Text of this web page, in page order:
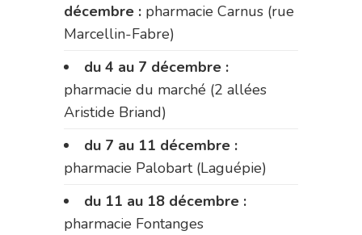
décembre : pharmacie Carnus (rue
Marcellin-Fabre)
du 4 au 7 décembre :
pharmacie du marché (2 allées
Aristide Briand)
du 7 au 11 décembre :
pharmacie Palobart (Laguépie)
du 11 au 18 décembre :
pharmacie Fontanges